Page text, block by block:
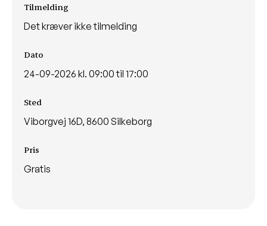
Tilmelding
Det kræver ikke tilmelding
Dato
24-09-2026 kl. 09:00 til 17:00
Sted
Viborgvej 16D, 8600 Silkeborg
Pris
Gratis